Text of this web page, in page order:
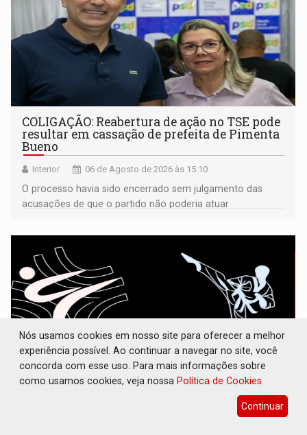
COLIGAÇÃO: Reabertura de ação no TSE pode
resultar em cassação de prefeita de Pimenta
Bueno
Interior 06 de Agosto de 2026 às 15:10
O processo havia sido encerrado sem julgamento das
acusações de que o partido não poderia atuar
Nós usamos cookies em nosso site para oferecer a melhor
experiência possível. Ao continuar a navegar no site, você
concorda com esse uso. Para mais informações sobre
como usamos cookies, veja nossa Política de Cookies
Continuar